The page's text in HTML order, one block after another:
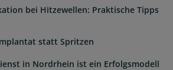
bei Hitzewellen: Praktische Tipps
statt Spritzen
in Nordrhein ist ein Erfolgsmodell